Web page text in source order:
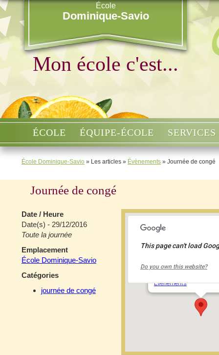
École
Dominique-Savio
Mon école c'est...
ÉCOLE ÉQUIPE-ÉCOLE SERVICES
École Dominique-Savio » Les articles » Évènements » Journée de congé
Journée de congé
École Dominique-
Événements
This page can't load
Do you own this website?
Date / Heure
Date(s) - 29/12/2016
Toute la journée
Emplacement
École Dominique-Savio
Catégories
journée de congé